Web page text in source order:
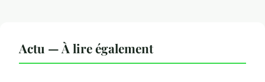
Actu — À lire également